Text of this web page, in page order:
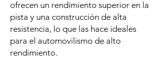
ofrecen un rendimiento superior en la
pista y una construcción de alta
resistencia, lo que las hace ideales
para el automovilismo de alto
rendimiento.